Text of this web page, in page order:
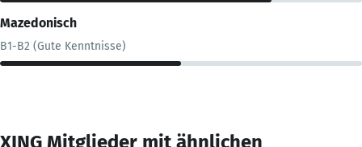
Mazedonisch
B1-B2 (Gute Kenntnisse)
XING Mitglieder mit ähnlichen